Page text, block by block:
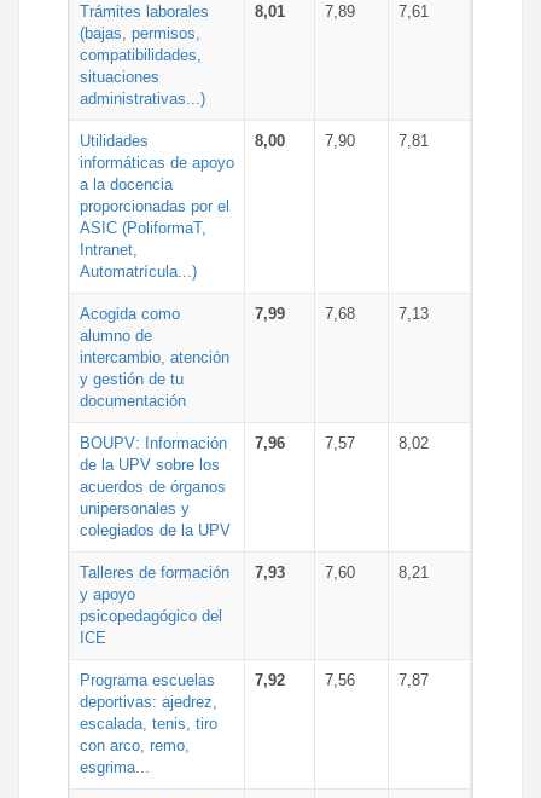
Trámites laborales
(bajas, permisos,
compatibilidades,
situaciones
administrativas...)
8,01 7,89 7,61
Utilidades
informáticas de apoyo
a la docencia
proporcionadas por el
ASIC (PoliformaT,
Intranet,
Automatrícula...)
8,00 7,90 7,81
Acogida como
alumno de
intercambio, atención
y gestión de tu
documentación
7,99 7,68 7,13
BOUPV: Información
de la UPV sobre los
acuerdos de órganos
unipersonales y
colegiados de la UPV
7,96 7,57 8,02
Talleres de formación
y apoyo
psicopedagógico del
ICE
7,93 7,60 8,21
Programa escuelas
deportivas: ajedrez,
escalada, tenis, tiro
con arco, remo,
esgrima...
7,92 7,56 7,87